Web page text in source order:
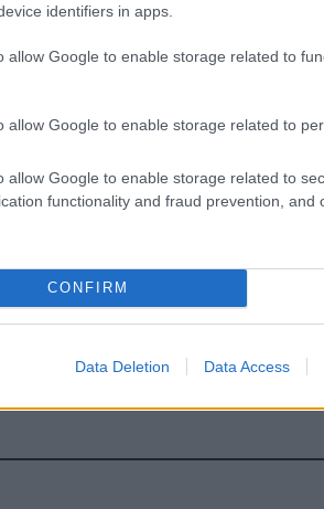
identifiers in apps.
allow Google to enable storage related to
allow Google to enable storage related to
allow Google to enable storage related to
functionality and fraud prevention, and
CONFIRM
Data Deletion Data Access